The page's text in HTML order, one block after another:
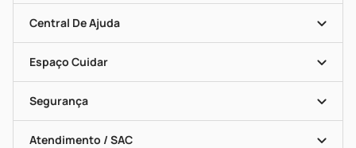
Mapa De Categorias
Blog Da PP
Seja Uma Loja Parceira
Clube PP
Convênios
Programa Popular Do Brasil
Encarte De Ofertas
Dermaclub
Descontos De Laboratório (PBM)
Cupons E Ofertas
Central De Ajuda
Entrega
Recompra Programada
Compras Com Receita
Alomed (tele-Entrega)
Formas De Pagamento
Troca E Devolução
Bulas De A A Z
Políticas De Marketplace
Espaço Cuidar
Vacinas
Serviços Farmacêuticos
Testes Rápidos
Autoteste Covid-19
Segurança
Certificado De Segurança
Portal Da Privacidade
Atendimento / SAC